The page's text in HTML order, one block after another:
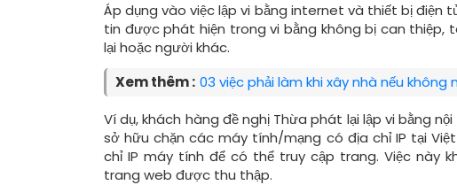
Áp dụng vào việc lập vi bằng internet và thiết bị điện
tin được phát hiện trong vi bằng không bị can
lại hoặc người khác.
Xem thêm : 03 việc phải làm khi xây nhà nếu không
Ví dụ, khách hàng đề nghị Thừa phát lại lập vi bằng
sở hữu chặn các máy tính/mạng có địa chỉ IP tại
chỉ IP máy tính để có thể truy cập trang. Việc này
trang web được thu thập.